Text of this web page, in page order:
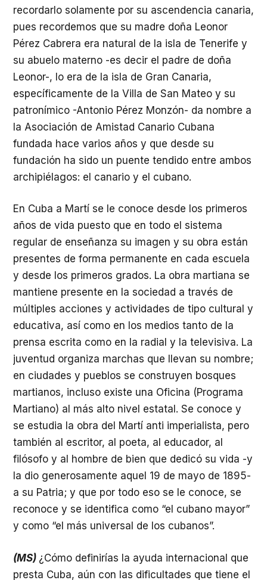
recordarlo solamente por su ascendencia canaria,
pues recordemos que su madre doña Leonor
Pérez Cabrera era natural de la isla de Tenerife y
su abuelo materno -es decir el padre de doña
Leonor-, lo era de la isla de Gran Canaria,
específicamente de la Villa de San Mateo y su
patronímico -Antonio Pérez Monzón- da nombre a
la Asociación de Amistad Canario Cubana
fundada hace varios años y que desde su
fundación ha sido un puente tendido entre ambos
archipiélagos: el canario y el cubano.
En Cuba a Martí se le conoce desde los primeros
años de vida puesto que en todo el sistema
regular de enseñanza su imagen y su obra están
presentes de forma permanente en cada escuela
y desde los primeros grados. La obra martiana se
mantiene presente en la sociedad a través de
múltiples acciones y actividades de tipo cultural y
educativa, así como en los medios tanto de la
prensa escrita como en la radial y la televisiva. La
juventud organiza marchas que llevan su nombre;
en ciudades y pueblos se construyen bosques
martianos, incluso existe una Oficina (Programa
Martiano) al más alto nivel estatal. Se conoce y
se estudia la obra del Martí anti imperialista, pero
también al escritor, al poeta, al educador, al
filósofo y al hombre de bien que dedicó su vida -y
la dio generosamente aquel 19 de mayo de 1895-
a su Patria; y que por todo eso se le conoce, se
reconoce y se identifica como “el cubano mayor”
y como “el más universal de los cubanos”.
(MS) ¿Cómo definirías la ayuda internacional que
presta Cuba, aún con las dificultades que tiene el